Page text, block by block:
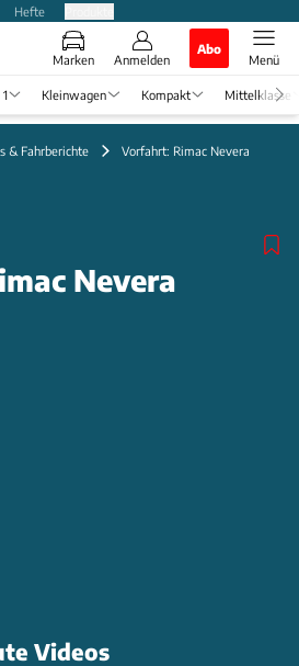
Hefte
Marken Anmelden
Abo
Menü
Kleinwagen Kompakt Mittelklasse
& Fahrberichte Vorfahrt: Rimac Nevera
Nevera
Videos